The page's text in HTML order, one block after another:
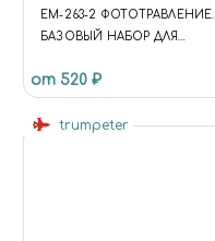
EM-263-2 ФОТОТРАВЛЕНИЕ.
БАЗОВЫЙ НАБОР ДЛЯ
НА - MODIMIO. ВАРИАНТ 2.
от 520 ₽
trumpeter